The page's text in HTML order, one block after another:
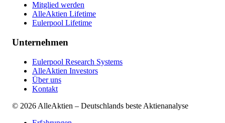
Mitglied werden
AlleAktien Lifetime
Eulerpool Lifetime
Unternehmen
Eulerpool Research Systems
AlleAktien Investors
Über uns
Kontakt
© 2026 AlleAktien – Deutschlands beste Aktienanalyse